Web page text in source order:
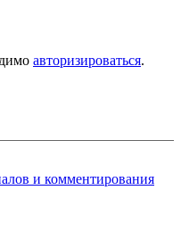
авторизироваться.
и комментирования